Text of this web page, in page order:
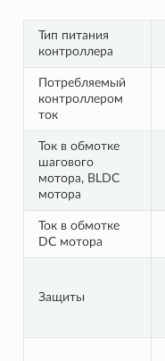
Тип питания
контроллера
Потребляемый
контроллером
ток
Ток в обмотке
шагового
мотора, BLDC
мотора
Ток в обмотке
DC мотора
Защиты